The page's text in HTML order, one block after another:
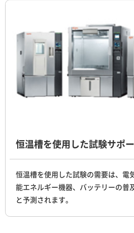
恒温槽を使用した試験サポ
恒温槽を使用した試験の需要は、電
能エネルギー機器、バッテリーの普
と予測されます。